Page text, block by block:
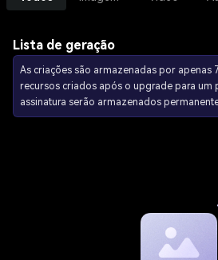
Lista de geração
As criações são armazenadas por apenas
recursos criados após o upgrade para um
assinatura serão armazenados